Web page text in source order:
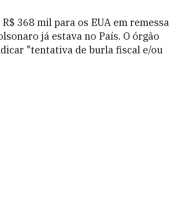
368 mil para os EUA em remessa
já estava no País. O órgão
"tentativa de burla fiscal e/ou